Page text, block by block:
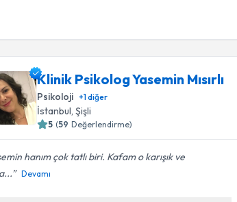
Klinik Psikolog Yasemin Mısırlı
Psikoloji +1diğer
İstanbul , Şişli
5 (59 Değerlendirme)
hanım çok tatlı biri. Kafam o karışık ve
Devamı